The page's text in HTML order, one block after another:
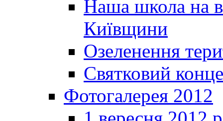
Наша школа на
Київщини
Озеленення
Святковий
Фотогалерея 2012